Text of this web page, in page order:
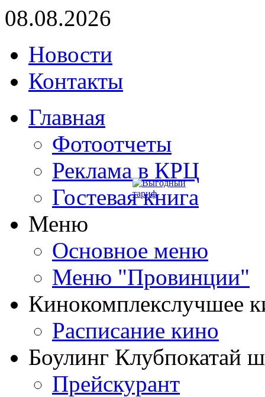
08.08.2026
Новости
Контакты
Главная
Фотоотчеты
Реклама в КРЦ
Гостевая книга
Меню
Основное меню
Меню "Провинции"
Кинокомплекслучшее
Расписание кино
Боулинг Клубпокатай
Прейскурант